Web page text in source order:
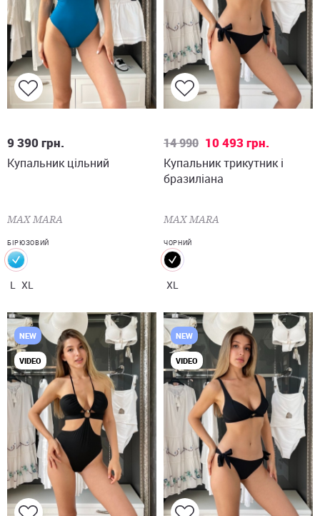
9 390грн.
Купальник цільний
MAX MARA
БІРЮЗОВИЙ
L XL
14 990 10 493грн.
Купальник трикутник і
бразиліана
MAX MARA
ЧОРНИЙ
XL
NEW
VIDEO
NEW
VIDEO